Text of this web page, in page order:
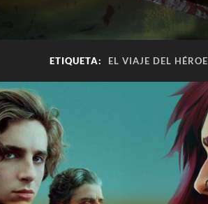
ETIQUETA: EL VIAJE DEL HÉROE